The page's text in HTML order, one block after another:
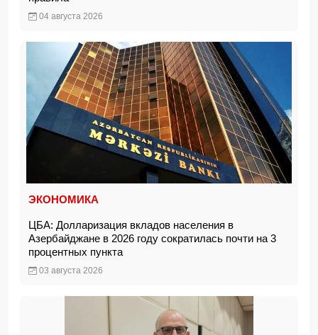
04 августа 2026
ЭКОНОМИКА
ЦБА: Долларизация вкладов населения в
Азербайджане в 2026 году сократилась почти на 3
процентных пункта
03 августа 2026